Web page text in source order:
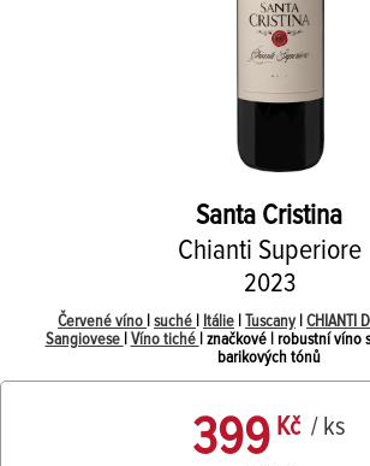
Santa Cristina
Chianti Superiore
2023
Červené víno suché Itálie Tuscany| CHIANTI
Sangiovese
Víno tiché
| značkové | robustní víno
barikových tónů
399 Kč / ks